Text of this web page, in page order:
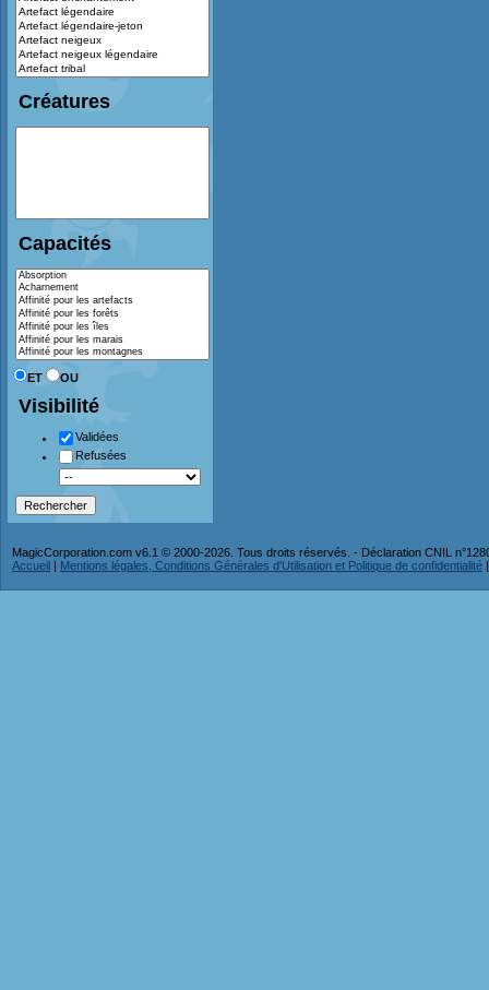
Créatures
Capacités
ET OU
Visibilité
Validées
Refusées
MagicCorporation.com v6.1 © 2000-2026. Tous droits réservés. - Déclaration CNIL
Accueil | Mentions légales, Conditions Générales d'Utilisation et Politique de confidentialité